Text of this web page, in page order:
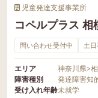
児童発達支援事業所
コペルプラス 相
問い合わせ受付中 土
エリア 神奈川県>
障害種別
発達障害知
受け入れ年齢未就学